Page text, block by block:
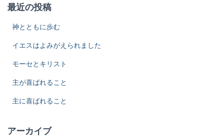
ン
最近の投稿
神とともに歩む
イエスはよみがえられました
モーセとキリスト
主が喜ばれること
主に喜ばれること
アーカイブ